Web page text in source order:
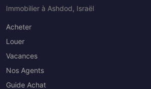
Immobilier à Ashdod, Israël
Acheter
Louer
Vacances
Nos Agents
Guide Achat